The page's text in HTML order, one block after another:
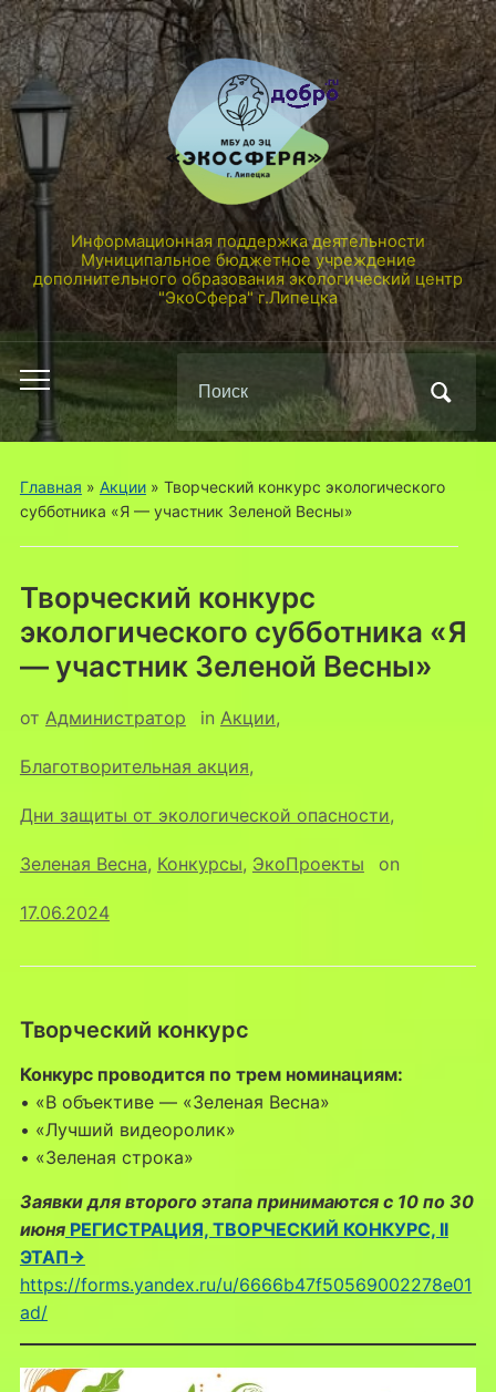
Информационная поддержка деятельности
Муниципальное бюджетное учреждение
дополнительного образования экологический центр
"ЭкоСфера" г.Липецка
Переключить
мобильное
меню
по:
Главная » Акции» Творческий конкурс экологического
субботника «Я — участник Зеленой Весны»
Творческий конкурс
экологического субботника «Я
— участник Зеленой Весны»
от Администратор in Акции,
Благотворительная акция,
Дни защиты от экологической опасности,
Зеленая Весна, Конкурсы, ЭкоПроекты on
17.06.2024
Творческий конкурс
Конкурс проводится по трем номинациям:
• «В объективе — «Зеленая Весна»
• «Лучший видеоролик»
• «Зеленая строка»
Заявки для второго этапа принимаются с 10 по 30
июняРЕГИСТРАЦИЯ, ТВОРЧЕСКИЙ КОНКУРС, II
ЭТАП→
https://forms.yandex.ru/u/6666b47f50569002278e01
ad/